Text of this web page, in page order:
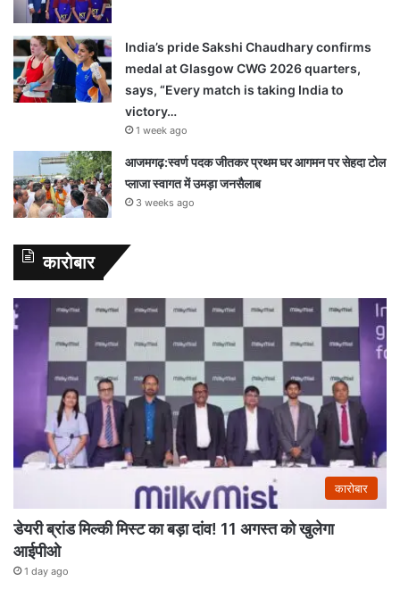
India’s pride Sakshi Chaudhary confirms
medal at Glasgow CWG 2026 quarters,
says, “Every match is taking India to
victory…
1 week ago
आजमगढ़:स्वर्ण पदक जीतकर प्रथम घर आगमन पर सेहदा टोल
प्लाजा स्वागत में उमड़ा जनसैलाब
3 weeks ago
कारोबार
कारोबार
डेयरी ब्रांड मिल्की मिस्ट का बड़ा दांव! 11 अगस्त को खुलेगा
आईपीओ
1 day ago